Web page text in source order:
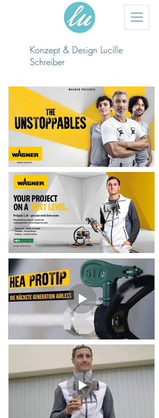
Konzept & Design Lucille
Schreiber